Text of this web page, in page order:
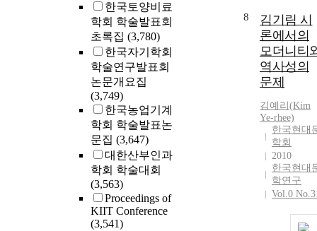
한국토양비료
학회 학술발표회
초록집 (3,780)
한국자기학회
학술연구발표회
논문개요집
(3,749)
한국농업기계
학회 학술발표논
문집 (3,647)
대한산부인과
학회 학술대회
(3,563)
Proceedings of
KIIT Conference
(3,541)
8
김기림 시
론에서의
모더니티
역사성의
문제
김예리(Kim
Ye-rhee)
한국현대
학회
2010
한국현대
학연구
Vol.0